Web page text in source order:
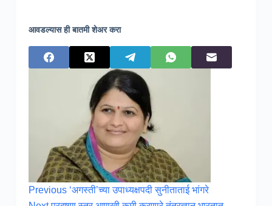
आवडल्यास ही बातमी शेअर करा
Previous ‘अगस्ती’च्या उपाध्यक्षपदी सुनीताताई भांगरे